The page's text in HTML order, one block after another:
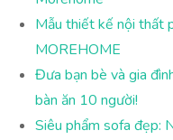
Mẫu thiết kế nội thất
MOREHOME
Đưa bạn bè và gia
bàn ăn 10 người!
Siêu phẩm sofa đẹp: